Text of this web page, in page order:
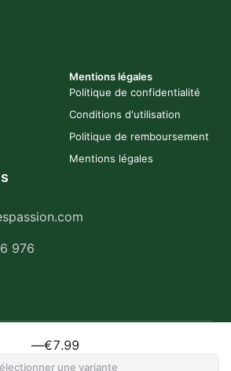
—€7.99
une variante
Mentions légales
Politique de confidentialité
Conditions d'utilisation
Politique de remboursement
Mentions légales
976
Passion. Tous droits réservés.
par Obsidiancorps